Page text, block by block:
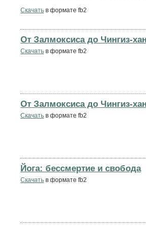
Скачать в формате fb2
От Залмоксиса до Чингиз-
Скачать в формате fb2
От Залмоксиса до Чингиз-
Скачать в формате fb2
Йога: бессмертие и свобода
Скачать в формате fb2